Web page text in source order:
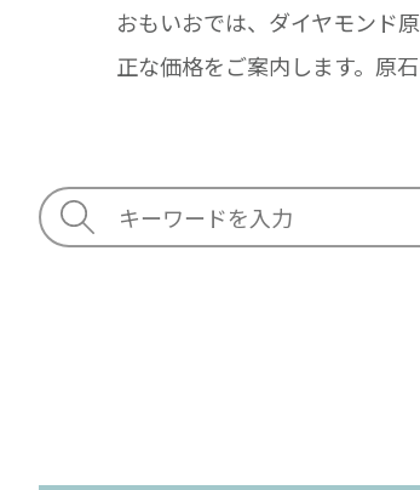
おもいおでは、ダイヤモンド
正な価格をご案内します。原